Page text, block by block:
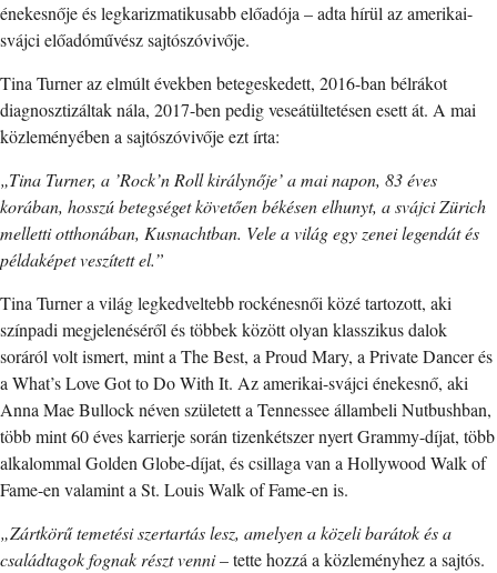
énekesnője és legkarizmatikusabb előadója – adta hírül az amerikai-
svájci előadóművész sajtószóvivője.
Tina Turner az elmúlt években betegeskedett, 2016-ban bélrákot
diagnosztizáltak nála, 2017-ben pedig veseátültetésen esett át. A mai
közleményében a sajtószóvivője ezt írta:
„Tina Turner, a ’Rock’n Roll királynője’ a mai napon, 83 éves
korában, hosszú betegséget követően békésen elhunyt, a svájci Zürich
melletti otthonában, Kusnachtban. Vele a világ egy zenei legendát és
példaképet veszített el.”
Tina Turner a világ legkedveltebb rockénesnői közé tartozott, aki
színpadi megjelenéséről és többek között olyan klasszikus dalok
soráról volt ismert, mint a The Best, a Proud Mary, a Private Dancer és
a What’s Love Got to Do With It. Az amerikai-svájci énekesnő, aki
Anna Mae Bullock néven született a Tennessee állambeli Nutbushban,
több mint 60 éves karrierje során tizenkétszer nyert Grammy-díjat, több
alkalommal Golden Globe-díjat, és csillaga van a Hollywood Walk of
Fame-en valamint a St. Louis Walk of Fame-en is.
„Zártkörű temetési szertartás lesz, amelyen a közeli barátok és a
családtagok fognak részt venni– tette hozzá a közleményhez a sajtós.